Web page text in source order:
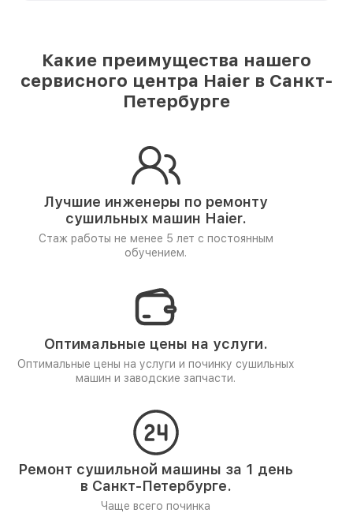
Какие преимущества нашего
сервисного центра Haier в Санкт-
Петербурге
Лучшие инженеры по ремонту
сушильных машин Haier.
Стаж работы не менее 5 лет с постоянным
обучением.
Оптимальные цены на услуги.
Оптимальные цены на услуги и починку сушильных
машин и заводские запчасти.
Ремонт сушильной машины за 1 день
в Санкт-Петербурге.
Чаще всего починка